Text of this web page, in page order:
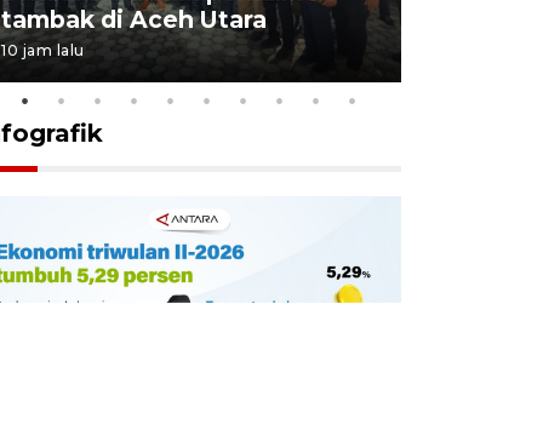
tambak di Aceh Utara
10 jam lalu